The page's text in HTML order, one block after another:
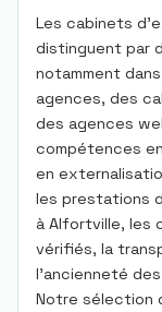
Les cabinets
distinguent par
notamment
agences, des
des agences
compétences
en
les prestations
à Alfortville, les
vérifiés, la
l’ancienneté
Notre sélection